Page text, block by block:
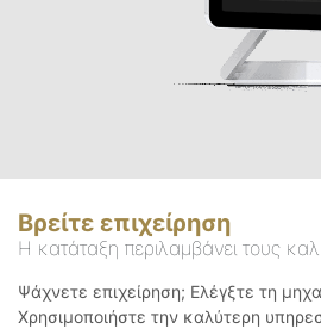
Βρείτε επιχείρηση
Η κατάταξη περιλαμβάνει τους
Ψάχνετε επιχείρηση; Ελέγξτε τη
Χρησιμοποιήστε την καλύτερη